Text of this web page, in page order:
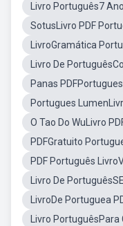
Livro Português7
SotusLivro PDF
LivroGramática
Livro De
Panas PDFPortugues
Portugues
O Tao Do WuLivro
PDFGratuito
PDF Português
Livro De
LivroDe Portuguea
Livro PortuguêsPara